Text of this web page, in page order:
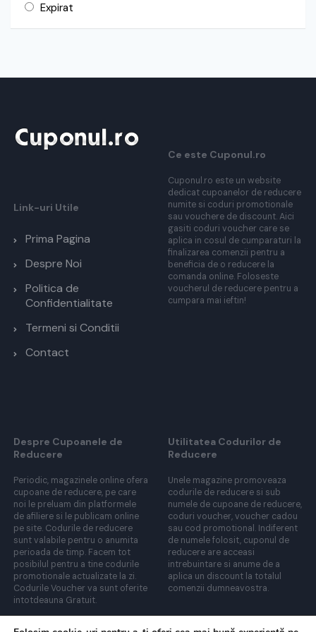
Expirat
Link-uri Utile
Prima Pagina
Despre Noi
Politica de
Confidentialitate
Termeni si Conditii
Contact
Ce este Cuponul.ro
Cuponul.ro este un website
dedicat cupoanelor de reducere
numite si coduri promotionale
sau vouchere de discount. Aici
gasiti coduri voucher care se
aplica in cosul de cumparaturi la
finalizarea comenzii pentru a
beneficia de o reducere la
comanda online. Foloseste
voucherul de reducere pentru a
cumpara mai ieftin!
Despre Cupoanele de
Reducere
Periodic, magazinele online ofera
cupoane de reducere, pe care
noi le preluam din platformele
de afiliere si le publicam online
pe site. Codurile de reducere
sunt valabile pentru o anumita
perioada de timp. Facem tot
posibilul pentru a tine codurile
promotionale actualizate la zi.
Codurile Voucher va sunt oferite
intotdeauna Gratuit.
Utilitatea Codurilor de
Reducere
Unele magazine promoveaza
codurile de reducere si sub
numele de cupoane de reducere,
coduri voucher, voucher cadou
sau cod promotional. Indiferent
de numele folosit, cuponul de
reducere are acceasi
intrebuintare si anume de a
aplica un discount la totalul
comenzii dumneavostra.